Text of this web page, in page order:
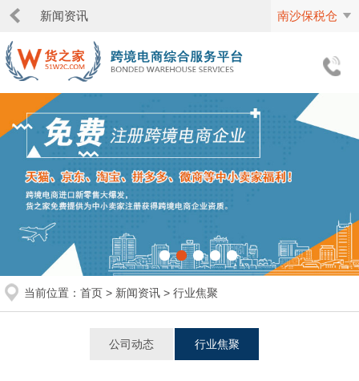
新闻资讯 南沙保税仓
当前位置： 首页 > 新闻资讯 > 行业焦聚
公司动态 行业焦聚